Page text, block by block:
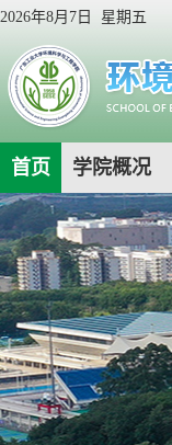
2026年8月7日 星期五
首页 学院概况